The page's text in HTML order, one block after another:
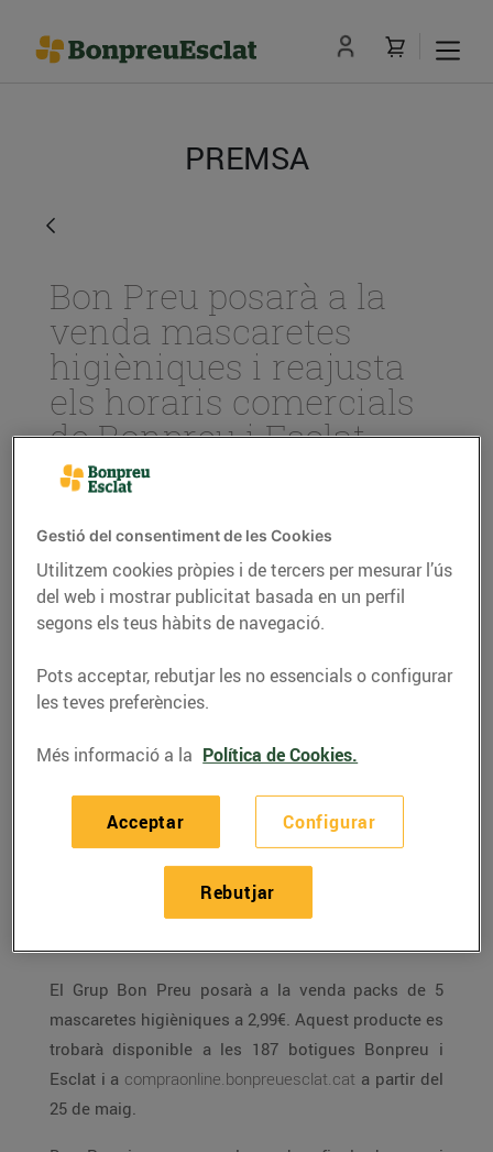
PREMSA
Bon Preu posarà a la
venda mascaretes
higièniques i reajusta
els horaris comercials
de Bonpreu i Esclat
18/de maig/2020
Bon Preu comercialitzarà packs de 5
mascaretes higièniques a 2,99€ a partir
del 25 de maig.
botigues Bonpreu i Esclat i a
bonpreuesclat.cat.
A partir d’avui, tots els establiments
tornaran a obrir fins a les 21 hores, els
diumenges reprendran l’activitat les
botigues que ho feien abans de la COVID-
19, i els minimercats recuperaran el seu
8 a 23 hores.
El Grup Bon Preu posarà a la venda packs de 5
mascaretes higièniques a 2,99€. Aquest producte es
trobarà disponible a les 187 botigues Bonpreu i
Esclat i a compraonline.bonpreuesclat.cat
25 de maig.
Gestió del consentiment de les Cookies
Utilitzem cookies pròpies i de tercers per mesurar l’ús
del web i mostrar publicitat basada en un perfil
segons els teus hàbits de navegació.
Pots acceptar, rebutjar les no essencials o configurar
les teves preferències.
Més informació a la Política de Cookies.
Configurar
Rebutjar
Acceptar